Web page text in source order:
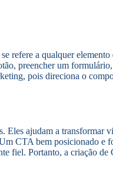
refere a qualquer elemento
preencher um
pois direciona o
Eles ajudam a transformar
CTA bem posicionado e
fiel. Portanto, a criação de